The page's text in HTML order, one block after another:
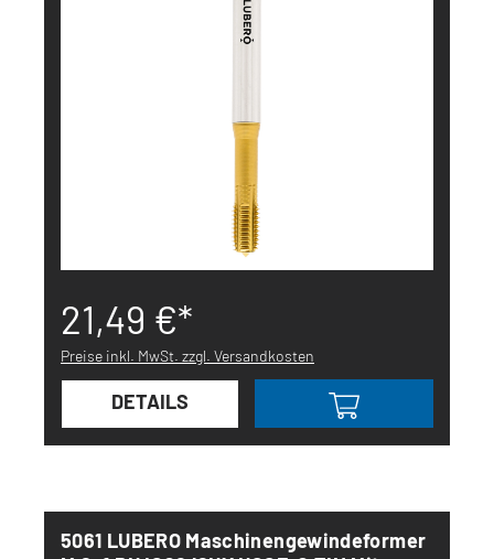
21,49 €*
Preise inkl. MwSt. zzgl. Versandkosten
DETAILS
5061 LUBERO Maschinengewindeformer